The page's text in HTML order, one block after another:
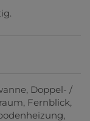
Doppel- /
Fernblick